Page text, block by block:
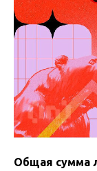
Общая сумма